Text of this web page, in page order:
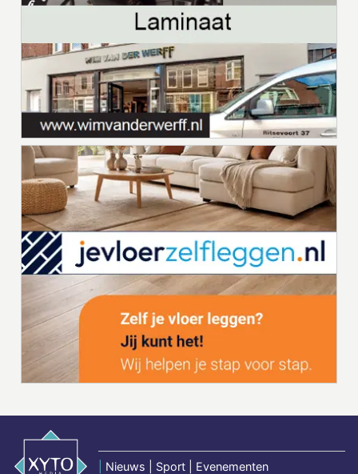
Nieuws | Sport | Evenementen